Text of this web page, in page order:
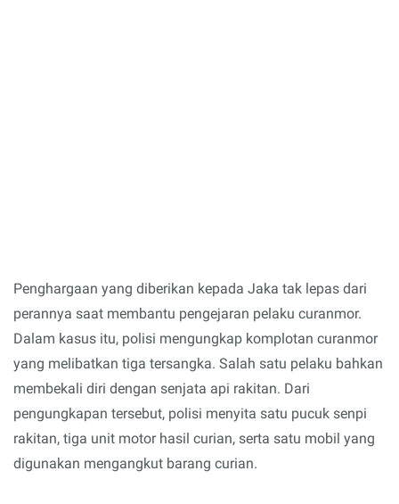
Penghargaan yang diberikan kepada Jaka tak lepas dari
perannya saat membantu pengejaran pelaku curanmor.
Dalam kasus itu, polisi mengungkap komplotan curanmor
yang melibatkan tiga tersangka. Salah satu pelaku bahkan
membekali diri dengan senjata api rakitan. Dari
pengungkapan tersebut, polisi menyita satu pucuk senpi
rakitan, tiga unit motor hasil curian, serta satu mobil yang
digunakan mengangkut barang curian.